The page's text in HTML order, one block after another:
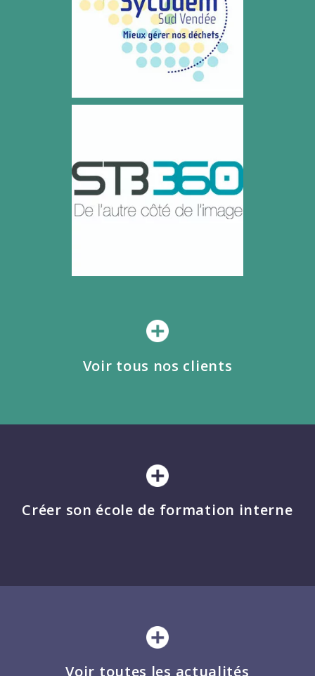
Voir tous nos clients
Créer son école de formation interne
Voir toutes les actualités